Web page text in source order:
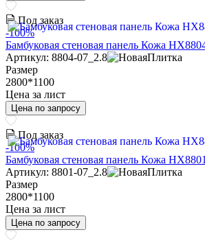
Под заказ
-100%
Бамбуковая стеновая панель Кожа
Артикул: 8804-07_2.8
Размер
2800*1100
Цена за лист
Цена по запросу
Под заказ
-100%
Бамбуковая стеновая панель Кожа
Артикул: 8801-07_2.8
Размер
2800*1100
Цена за лист
Цена по запросу